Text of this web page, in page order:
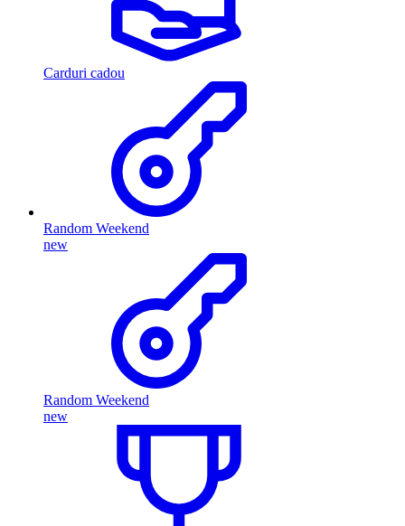
Carduri cadou
Random Weekend
new
Random Weekend
new